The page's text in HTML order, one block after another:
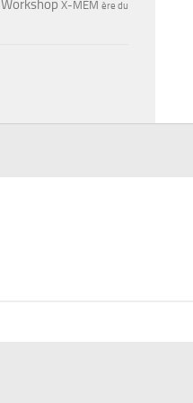
Workshop X-MEM ère du